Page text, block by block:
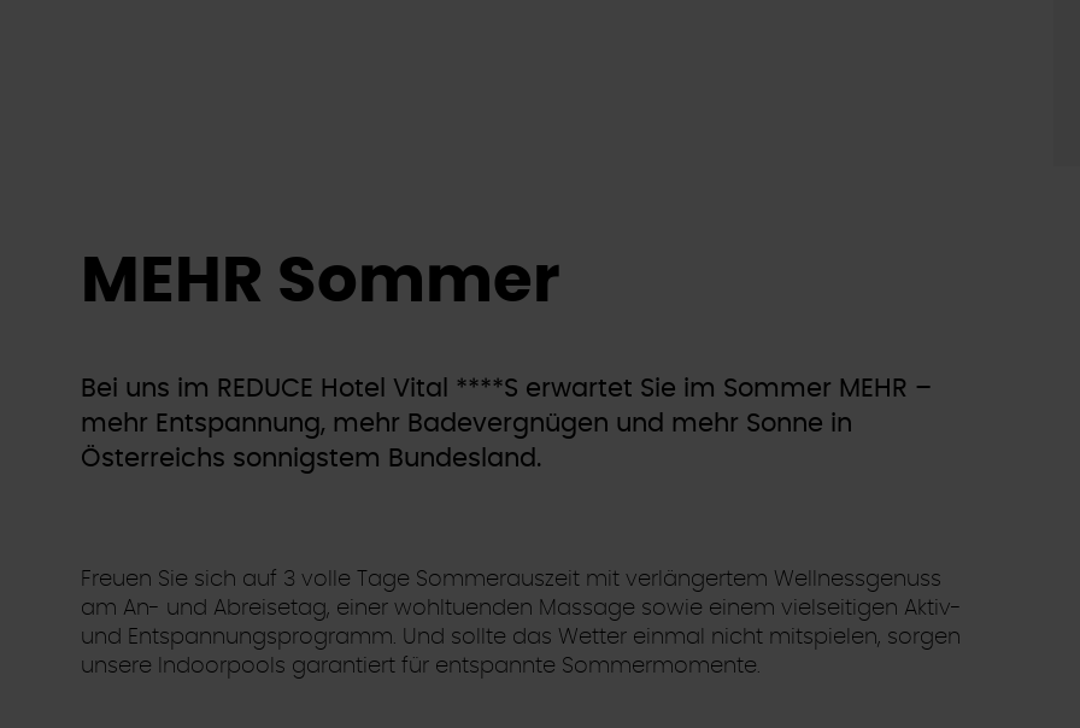
MEHR Sommer
Bei uns im REDUCE Hotel Vital ****S erwartet Sie im Sommer MEHR –
mehr Entspannung, mehr Badevergnügen und mehr Sonne in
Österreichs sonnigstem Bundesland.
Freuen Sie sich auf 3 volle Tage Sommerauszeit mit verlängertem Wellnessgenuss
am An- und Abreisetag, einer wohltuenden Massage sowie einem vielseitigen Aktiv-
und Entspannungsprogramm. Und sollte das Wetter einmal nicht mitspielen, sorgen
unsere Indoorpools garantiert für entspannte Sommermomente.